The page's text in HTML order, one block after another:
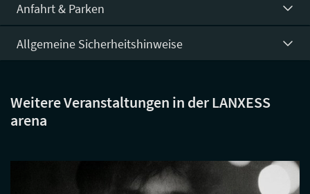
Anfahrt & Parken
Allgemeine Sicherheitshinweise
Weitere Veranstaltungen in der LANXESS
arena